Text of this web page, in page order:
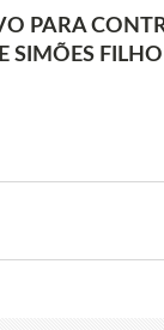
PARA
SIMÕES